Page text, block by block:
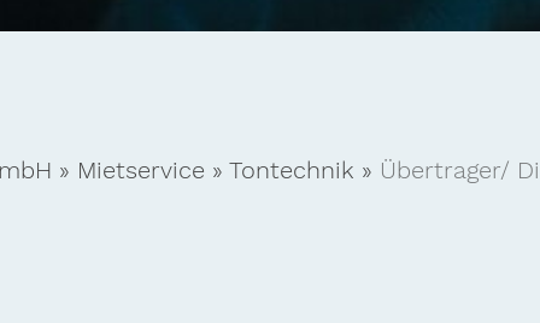
» Mietservice » Tontechnik » Übertrager/